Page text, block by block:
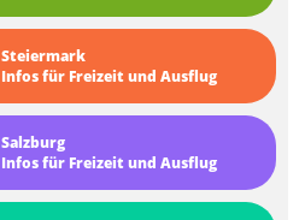
Steiermark
Infos für Freizeit und Ausflug
Salzburg
Infos für Freizeit und Ausflug